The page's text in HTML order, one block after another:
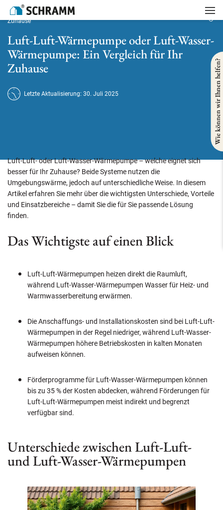
Startseite
Luft-Luft-Wärmepumpe oder Luft-Wasser-Wärmepumpe: Ein Vergleich für Ihr
Zuhause
Luft-Luft-Wärmepumpe oder Luft-Wasser-
Wärmepumpe: Ein Vergleich für Ihr
Zuhause
Letzte Aktualisierung: 30. Juli 2025
Luft-Luft- oder Luft-Wasser-Wärmepumpe – welche eignet sich
besser für Ihr Zuhause? Beide Systeme nutzen die
Umgebungswärme, jedoch auf unterschiedliche Weise. In diesem
Artikel erfahren Sie mehr über die wichtigsten Unterschiede, Vorteile
und Einsatzbereiche – damit Sie die für Sie passende Lösung
finden.
Das Wichtigste auf einen Blick
Luft-Luft-Wärmepumpen heizen direkt die Raumluft,
während Luft-Wasser-Wärmepumpen Wasser für Heiz- und
Warmwasserbereitung erwärmen.
Die Anschaffungs- und Installationskosten sind bei Luft-Luft-
Wärmepumpen in der Regel niedriger, während Luft-Wasser-
Wärmepumpen höhere Betriebskosten in kalten Monaten
aufweisen können.
Förderprogramme für Luft-Wasser-Wärmepumpen können
bis zu 35 % der Kosten abdecken, während Förderungen für
Luft-Luft-Wärmepumpen meist indirekt und begrenzt
verfügbar sind.
Unterschiede zwischen Luft-Luft-
und Luft-Wasser-Wärmepumpen
Wie können wir Ihnen helfen?